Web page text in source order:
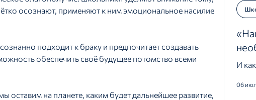
осознают, применяют к ним эмоциональное насилие
подходит к браку и предпочитает создавать
обеспечить своё будущее потомство всеми
оставим на планете, каким будет дальнейшее развитие,
И
06